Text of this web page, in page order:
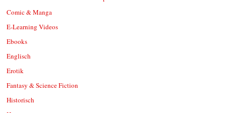
Comic & Manga
E-Learning Videos
Ebooks
Englisch
Erotik
Fantasy & Science Fiction
Historisch